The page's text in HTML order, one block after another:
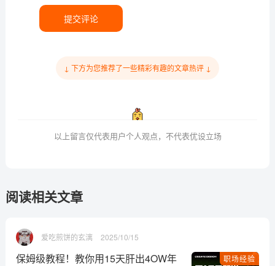
提交评论
↓ 下方为您推荐了一些精彩有趣的文章热评 ↓
以上留言仅代表用户个人观点，不代表优设立场
阅读相关文章
爱吃煎饼的玄漓 2025/10/15
职场经验
保姆级教程！教你用15天肝出4OW年